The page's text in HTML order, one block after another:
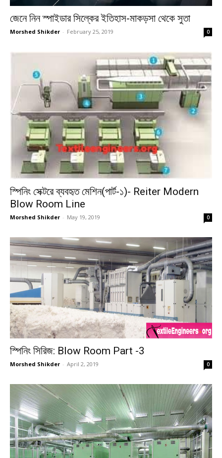
জেনে নিন স্পাইডার সিল্কের ইতিহাস-মাকড়সা থেকে সুতা
Morshed Shikder - February 25, 2019 0
স্পিনিং সেক্টরে ব্যবহৃত মেশিন(পার্ট-১)- Reiter Modern
Blow Room Line
Morshed Shikder - May 19, 2019 0
স্পিনিং সিরিজ: Blow Room Part -3
Morshed Shikder - April 2, 2019 0